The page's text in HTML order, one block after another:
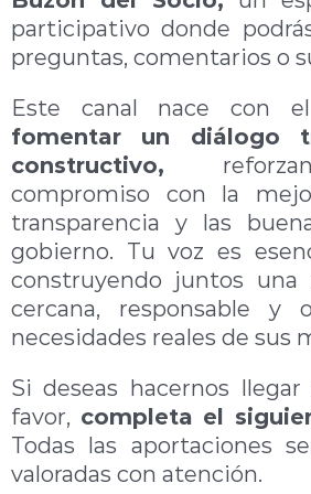
participativo donde
preguntas, comentarios o
Este canal nace con
fomentar un diálogo
constructivo,
compromiso con la
transparencia y las
gobierno. Tu voz es
construyendo juntos una
cercana, responsable y
necesidades reales de sus
Si deseas hacernos
favor, completa el
Todas las aportaciones
valoradas con atención.